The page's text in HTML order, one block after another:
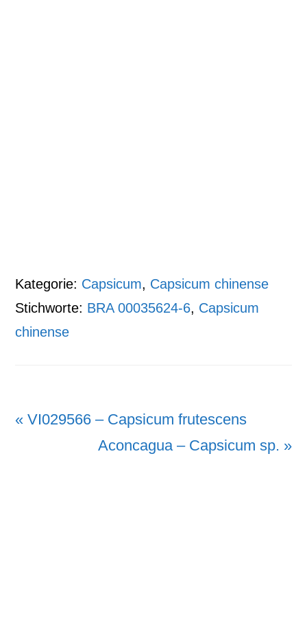
Kategorie: Capsicum, Capsicum chinense
Stichworte: BRA 00035624-6, Capsicum
chinense
Vorheriger
« VI029566 – Capsicum frutescens
Nächster
Aconcagua – Capsicum sp. »